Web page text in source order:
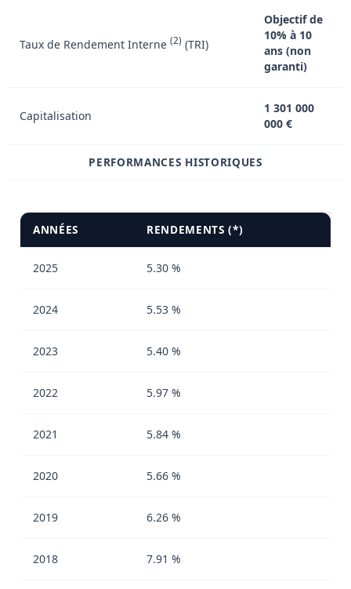
Taux de Rendement Interne (2) (TRI)
Objectif de
10% à 10
ans (non
garanti)
Capitalisation
1 301 000
000 €
PERFORMANCES HISTORIQUES
ANNÉES RENDEMENTS (*)
2025 5.30 %
2024 5.53 %
2023 5.40 %
2022 5.97 %
2021 5.84 %
2020 5.66 %
2019 6.26 %
2018 7.91 %